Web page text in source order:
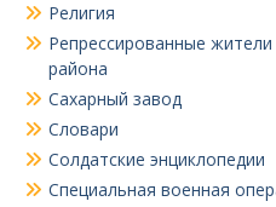
Религия
Репрессированные
района
Сахарный завод
Словари
Солдатские энциклопедии
Специальная военная